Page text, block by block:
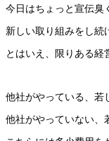
今日はちょっと宣伝臭
新しい取り組みをし続
とはいえ、限りある経
他社がやっている、若
他社がやっていない、